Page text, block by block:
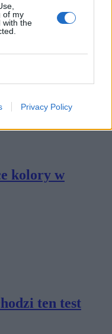
of my
with the
Privacy Policy
kolory w
ten test